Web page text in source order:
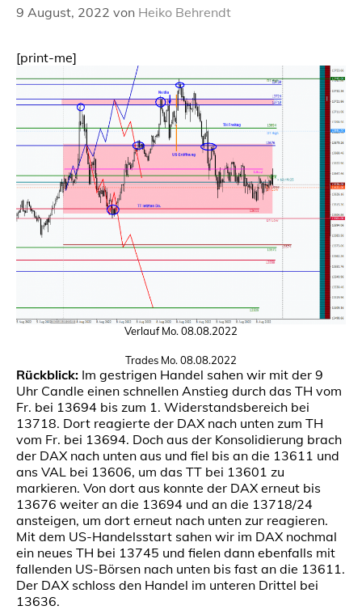
9 August, 2022 von Heiko Behrendt
[print-me]
Verlauf Mo. 08.08.2022
Trades Mo. 08.08.2022
Rückblick: Im gestrigen Handel sahen wir mit der 9
Uhr Candle einen schnellen Anstieg durch das TH vom
Fr. bei 13694 bis zum 1. Widerstandsbereich bei
13718. Dort reagierte der DAX nach unten zum TH
vom Fr. bei 13694. Doch aus der Konsolidierung brach
der DAX nach unten aus und fiel bis an die 13611 und
ans VAL bei 13606, um das TT bei 13601 zu
markieren. Von dort aus konnte der DAX erneut bis
13676 weiter an die 13694 und an die 13718/24
ansteigen, um dort erneut nach unten zur reagieren.
Mit dem US-Handelsstart sahen wir im DAX nochmal
ein neues TH bei 13745 und fielen dann ebenfalls mit
fallenden US-Börsen nach unten bis fast an die 13611.
Der DAX schloss den Handel im unteren Drittel bei
13636.